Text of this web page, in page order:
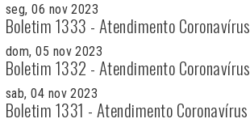
seg, 06 nov 2023
Boletim 1333 - Atendimento Coronavírus
dom, 05 nov 2023
Boletim 1332 - Atendimento Coronavírus
sab, 04 nov 2023
Boletim 1331 - Atendimento Coronavírus